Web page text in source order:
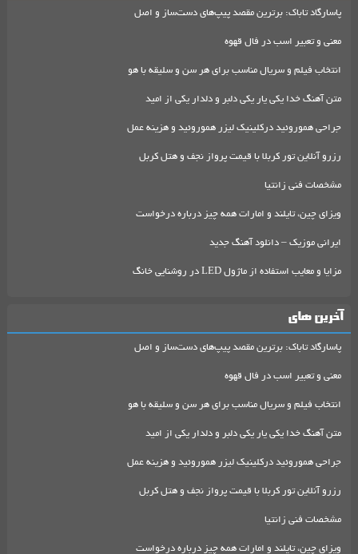
پاسارگاد تاباک: برترین مقصد پیپ‌های دست‌ساز و اصل
معنی و تعبیر اسب در فال قهوه
انتخاب فیلم و سریال مناسب برای هر سن و سلیقه با هو
متن آهنگ خدا یکی یار یکی دلبر و دلدار یکی از امید
جراحی هموروئید درکلینیک لیزر هموروئید و هزینه عمل
رزرو آنلاین تور کربلا با قیمت پرواز نجف و هتل کربل
مشخصات فنی زانتیا
ویزای چین، تایلند و امارات همه چیز درباره درخواست
ایرانی موزیک – دانلود آهنگ جدید
مزایا و معایب استفاده از ماژول LED در روشنایی خانگ
آخرین های
پاسارگاد تاباک: برترین مقصد پیپ‌های دست‌ساز و اصل
معنی و تعبیر اسب در فال قهوه
انتخاب فیلم و سریال مناسب برای هر سن و سلیقه با هو
متن آهنگ خدا یکی یار یکی دلبر و دلدار یکی از امید
جراحی هموروئید درکلینیک لیزر هموروئید و هزینه عمل
رزرو آنلاین تور کربلا با قیمت پرواز نجف و هتل کربل
مشخصات فنی زانتیا
ویزای چین، تایلند و امارات همه چیز درباره درخواست